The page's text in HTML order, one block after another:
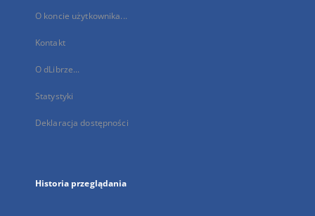
O koncie użytkownika...
Kontakt
O dLibrze...
Statystyki
Deklaracja dostępności
Historia przeglądania